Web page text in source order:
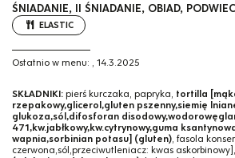
ŚNIADANIE, II ŚNIADANIE, OBIAD,
ELASTIC
Ostatnio w menu: 14.3.2025
SKŁADNIKI: pierś kurczaka, papryka, tortilla
rzepakowy,glicerol,gluten pszenny,siemię
glukoza,sól,difosforan
471,kw.jabłkowy,kw.cytrynowy,guma
wapnia,sorbinian potasu] (gluten), fasola
czerwona,sól,przeciwutleniacz: kwas askorbinowy],